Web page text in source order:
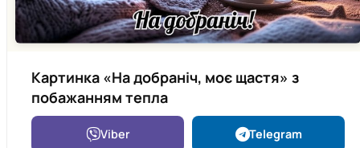
Картинка «На добраніч, моє щастя» з
побажанням тепла
Viber Telegram